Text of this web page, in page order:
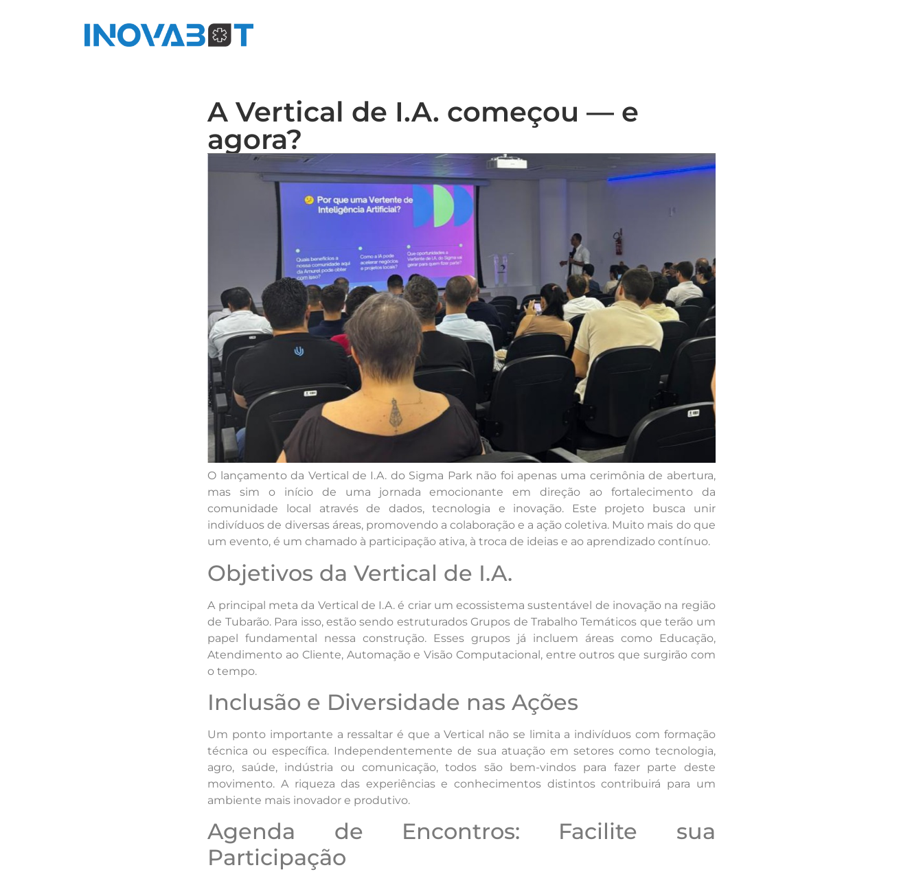
A Vertical de I.A. começou — e
agora?
O lançamento da Vertical de I.A. do Sigma Park não foi apenas uma cerimônia de abertura,
mas sim o início de uma jornada emocionante em direção ao fortalecimento da
comunidade local através de dados, tecnologia e inovação. Este projeto busca unir
indivíduos de diversas áreas, promovendo a colaboração e a ação coletiva. Muito mais do que
um evento, é um chamado à participação ativa, à troca de ideias e ao aprendizado contínuo.
Objetivos da Vertical de I.A.
A principal meta da Vertical de I.A. é criar um ecossistema sustentável de inovação na região
de Tubarão. Para isso, estão sendo estruturados Grupos de Trabalho Temáticos que terão um
papel fundamental nessa construção. Esses grupos já incluem áreas como Educação,
Atendimento ao Cliente, Automação e Visão Computacional, entre outros que surgirão com
o tempo.
Inclusão e Diversidade nas Ações
Um ponto importante a ressaltar é que a Vertical não se limita a indivíduos com formação
técnica ou específica. Independentemente de sua atuação em setores como tecnologia,
agro, saúde, indústria ou comunicação, todos são bem-vindos para fazer parte deste
movimento. A riqueza das experiências e conhecimentos distintos contribuirá para um
ambiente mais inovador e produtivo.
Agenda de Encontros: Facilite sua
Participação